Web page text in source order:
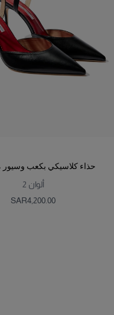
حذاء كلاسيكي بكعب وسيور
2 ألوان
SAR‌4,200.00